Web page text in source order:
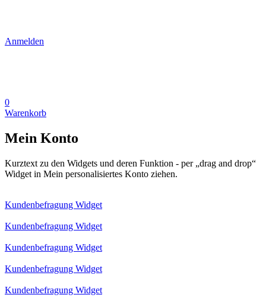
Anmelden
0
Warenkorb
Mein Konto
Kurztext zu den Widgets und deren Funktion - per „drag and drop“
Widget in Mein personalisiertes Konto ziehen.
Kundenbefragung Widget
Kundenbefragung Widget
Kundenbefragung Widget
Kundenbefragung Widget
Kundenbefragung Widget